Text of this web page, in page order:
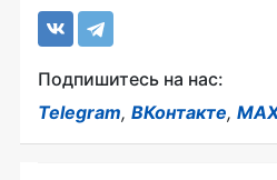
Подпишитесь на нас:
Telegram, ВКонтакте,